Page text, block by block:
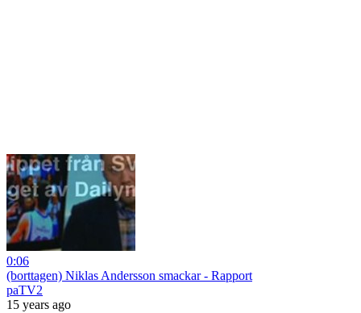
0:06
(borttagen) Niklas Andersson smackar - Rapport
paTV2
15 years ago